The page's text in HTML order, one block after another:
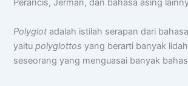
Perancis, Jerman, dan bahasa asing
Polyglot adalah istilah serapan dari
yaitupolyglottos yang berarti banyak
seseorang yang menguasai banyak